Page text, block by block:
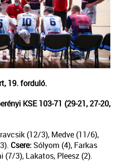
19. forduló.
KSE 103-71 (29-21, 27-20,
(12/3), Medve (11/6),
Csere: Sólyom (4), Farkas
(7/3), Lakatos, Pleesz (2).